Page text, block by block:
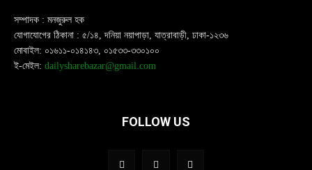
সম্পাদক : মনজুরুল হক
যোগাযোগের ঠিকানা : ৫/১৪, দনিয়া নয়াপাড়া, যাত্রাবাড়ী, ঢাকা-১২৩৬
মোবাইল: ০১৬১১-০১৪১৪৩, ০১৫৩৩-৩৩০১০০
ই-মেইল: dailysharebazar@gmail.com
FOLLOW US